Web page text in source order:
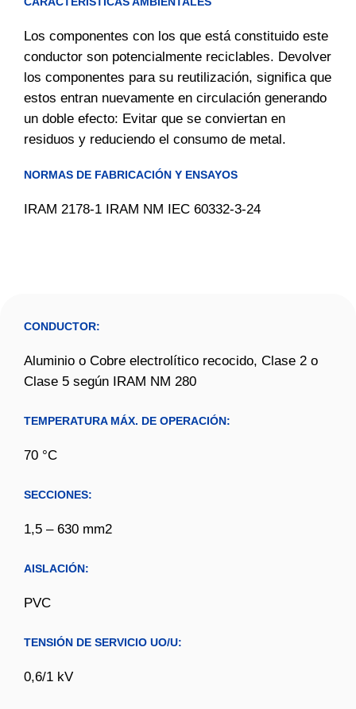
CONDUCTOR:
Aluminio o Cobre electrolítico recocido, Clase 2 o
Clase 5 según IRAM NM 280
TEMPERATURA MÁX. DE OPERACIÓN:
70 °C
SECCIONES:
1,5 – 630 mm2
AISLACIÓN:
PVC
TENSIÓN DE SERVICIO UO/U:
0,6/1 kV
Los componentes con los que está constituido este
conductor son potencialmente reciclables. Devolver
los componentes para su reutilización, significa que
estos entran nuevamente en circulación generando
un doble efecto: Evitar que se conviertan en
residuos y reduciendo el consumo de metal.
NORMAS DE FABRICACIÓN Y ENSAYOS
IRAM 2178-1 IRAM NM IEC 60332-3-24